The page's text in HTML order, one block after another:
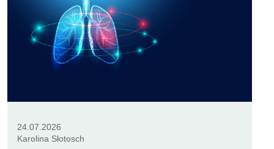
24.07.2026
Karolina Słotosch